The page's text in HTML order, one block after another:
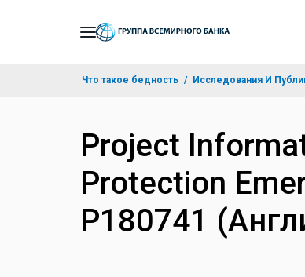
Что такое бедность Исследования И
Project
Protection
P180741